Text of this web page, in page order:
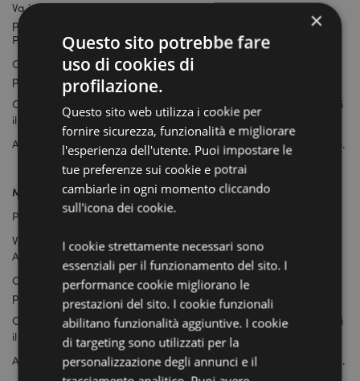
Va in: Impostazioni > Scorri fino ad 'Avanzate' (si trova a fine
pagina al centro) > Scorri fino a Password e Moduli > Gestisci
Password
Cancella le credenziali salvate per puckator.it cliccando sui tre
puntini e poi su Rimuovi
Chiudi completamente il browser e tutte le pagine aperte e riapri
il sito.
Accedi con le nuove credenziali e salvale quando viene richiesto.
Microsoft Edge
Premi sui tre puntini in alto a destra della pagina aperta.
Vai in: Impostazioni > Scorri fino a Visualizza Impostazioni
Avanzate > Scorri fino a Gestione Password
Cancella le credenziali salvate per puckator.it cliccando sui tre
puntini e poi su Rimuovi.
Chiudi completamente il browser e tutte le pagine aperte e riapri
il sito.
Accedi con le nuove credenziali e salvale quando viene richiesto.
×
Questo sito potrebbe fare
uso di cookies di
profilazione.
Questo sito web utilizza i cookie per
fornire sicurezza, funzionalità e migliorare
l'esperienza dell'utente. Puoi impostare le
tue preferenze sui cookie e potrai
cambiarle in ogni momento cliccando
sull'icona dei cookie.
I cookie strettamente necessari sono
essenziali per il funzionamento del sito. I
performance cookie migliorano le
prestazioni del sito. I cookie funzionali
abilitano funzionalità aggiuntive. I cookie
di targeting sono utilizzati per la
personalizzazione degli annunci e il